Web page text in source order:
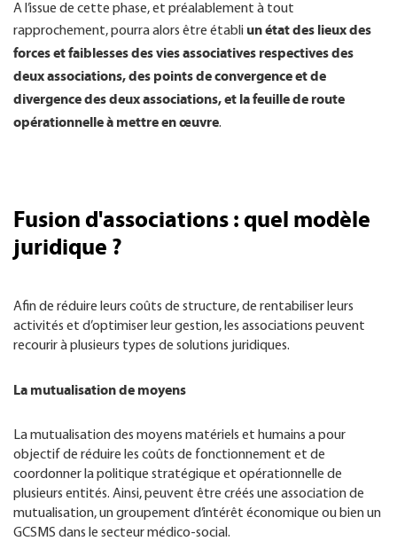
A l’issue de cette phase, et préalablement à tout
rapprochement, pourra alors être établi un état des lieux des
forces et faiblesses des vies associatives respectives des
deux associations, des points de convergence et de
divergence des deux associations, et la feuille de route
opérationnelle à mettre en œuvre.
Fusion d'associations : quel modèle
juridique ?
Afin de réduire leurs coûts de structure, de rentabiliser leurs
activités et d’optimiser leur gestion, les associations peuvent
recourir à plusieurs types de solutions juridiques.
La mutualisation de moyens
La mutualisation des moyens matériels et humains a pour
objectif de réduire les coûts de fonctionnement et de
coordonner la politique stratégique et opérationnelle de
plusieurs entités. Ainsi, peuvent être créés une association de
mutualisation, un groupement d’intérêt économique ou bien un
GCSMS dans le secteur médico-social.